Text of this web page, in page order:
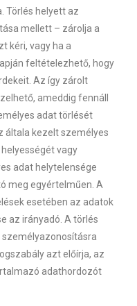
Törlés helyett az
mellett – zárolja a
kéri, vagy ha a
feltételezhető, hogy
Az így zárolt
ameddig fennáll
adat törlését
általa kezelt személyes
vagy
adat helytelensége
meg egyértelműen. A
esetében az adatok
az irányadó. A törlés
azt előírja, az
adathordozót